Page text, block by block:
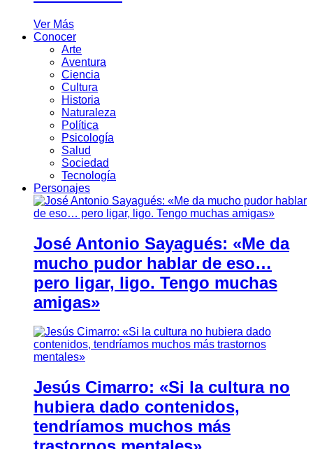
Ver Más
Conocer
Arte
Aventura
Ciencia
Cultura
Historia
Naturaleza
Política
Psicología
Salud
Sociedad
Tecnología
Personajes
José Antonio Sayagués: «Me da
mucho pudor hablar de eso…
pero ligar, ligo. Tengo muchas
amigas»
Jesús Cimarro: «Si la cultura no
hubiera dado contenidos,
tendríamos muchos más